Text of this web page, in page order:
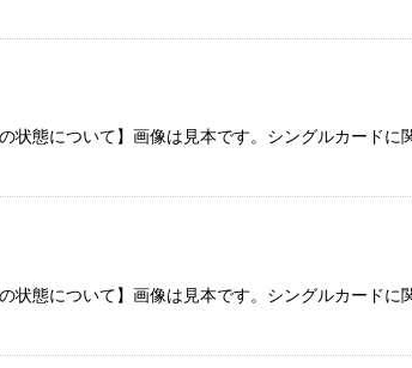
状態について】画像は見本です。シングルカード
状態について】画像は見本です。シングルカード